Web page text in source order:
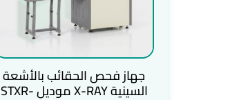
جهاز فحص الحقائب بالأشعة
السينية X-RAY موديل STXR-